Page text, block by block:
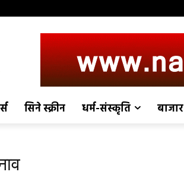
सिने स्क्रीन धर्म-संस्कृति बाजार